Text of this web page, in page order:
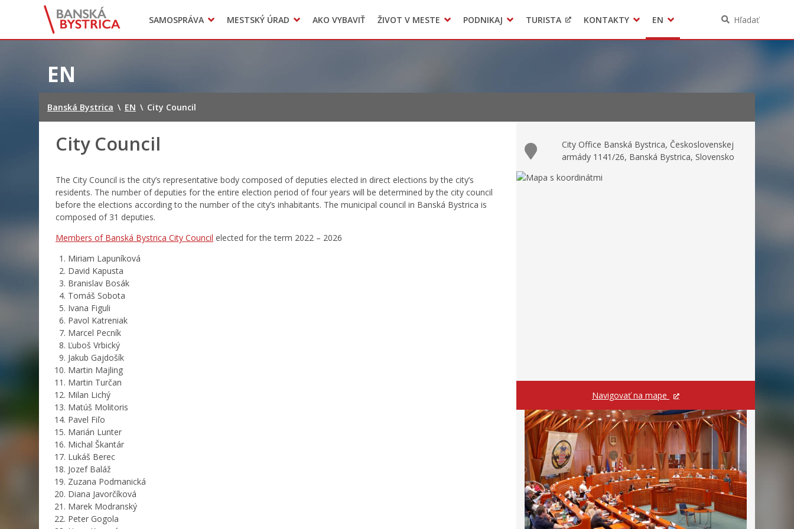
SAMOSPRÁVA
Pomoc pre Ukrajinu
MESTSKÝ ÚRAD
Oznamy
Zmluvy, faktúry a objednávky
Ochrana osobných údajov
AKO VYBAVIŤ ŽIVOT V MESTE
Mladí BB
Odpady, verejné priestranstvá
3D model mesta Banská Bystrica
PODNIKAJ TURISTA KONTAKTY EN
Head of Municipal office
Accommodation
Contact
Hľadať
EN
Banská Bystrica \ EN \ City Council
City Council
The City Council is the city’s representative body composed of deputies elected in direct elections by the city’s
residents. The number of deputies for the entire election period of four years will be determined by the city council
before the elections according to the number of the city’s inhabitants. The municipal council in Banská Bystrica is
composed of 31 deputies.
Members of Banská Bystrica City Council elected for the term 2022 – 2026
Miriam Lapuníková
David Kapusta
Branislav Bosák
Tomáš Sobota
Ivana Figuli
Pavol Katreniak
Marcel Pecník
Ľuboš Vrbický
Jakub Gajdošík
Martin Majling
Martin Turčan
Milan Lichý
Matúš Molitoris
Pavel Fiľo
Marián Lunter
Michal Škantár
Lukáš Berec
Jozef Baláž
Zuzana Podmanická
Diana Javorčíková
Marek Modranský
Peter Gogola
City Office Banská Bystrica, Československej
armády 1141/26, Banská Bystrica, Slovensko
Navigovať na mape